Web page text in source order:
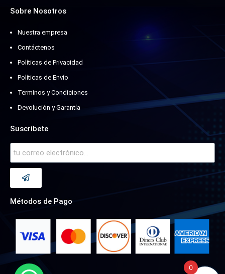
Sobre Nosotros
Nuestra empresa
Contáctenos
Políticas de Privacidad
Políticas de Envío
Terminos y Condiciones
Devolución y Garantía
Suscríbete
Métodos de Pago
0